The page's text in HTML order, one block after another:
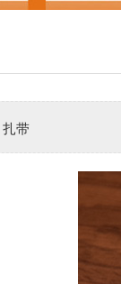
扎带